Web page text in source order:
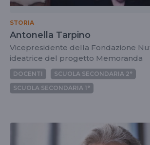
STORIA
Antonella Tarpino
Vicepresidente della Fondazione
ideatrice del progetto Memoranda
DOCENTI
SCUOLA SECONDARIA 2°
SCUOLA SECONDARIA 1°